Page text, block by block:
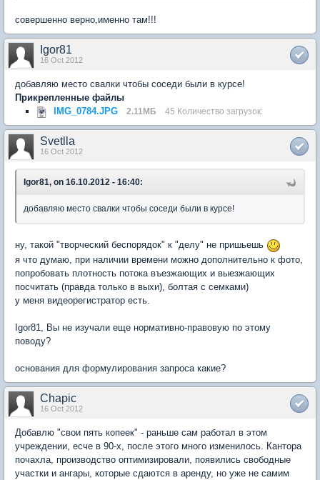
совершенно верно,именно там!!!
Igor81
16 Oct 2012
добавляю место свалки чтобы соседи были в курсе!
Прикрепленные файлы
IMG_0784.JPG
2.11МБ 45 Количество загрузок:
Svetlla
16 Oct 2012
Igor81, on 16.10.2012 - 16:40:
добавляю место свалки чтобы соседи были в курсе!
ну, такой "творческий беспорядок" к "делу" не пришьешь
я что думаю, при наличии времени можно дополнительно к фото,
попробовать плотность потока въезжающих и выезжающих
посчитать (правда только в выхи), болтая с семками)
у меня видеорегистратор есть.
Igor81, Вы не изучали еще нормативно-правовую по этому
поводу?
основания для формулирования запроса какие?
Chapic
16 Oct 2012
Добавлю "свои пять копеек" - раньше сам работал в этом
учреждении, есче в 90-х, после этого много изменилось. Кантора
почахла, производство оптимизировали, появились свободные
участки и ангары, которые сдаются в аренду, но уже не самим